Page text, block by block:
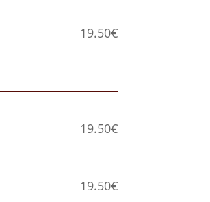
19.50€
19.50€
19.50€